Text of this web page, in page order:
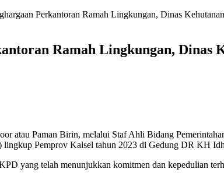
Perkantoran Ramah Lingkungan, Dinas
Ramah Lingkungan, Dinas
atau Paman Birin, melalui Staf Ahli Bidang
Pemprov Kalsel tahun 2023 di Gedung DR KH
yang telah menunjukkan komitmen dan kepedulian